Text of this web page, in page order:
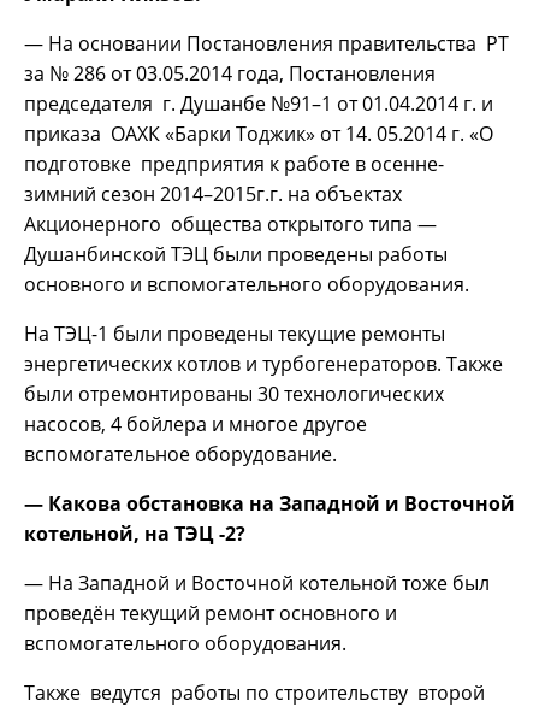
— На основании Постановления правительства РТ
за № 286 от 03.05.2014 года, Постановления
председателя г. Душанбе №91–1 от 01.04.2014 г. и
приказа ОАХК «Барки Тоджик» от 14. 05.2014 г. «О
подготовке предприятия к работе в осенне-
зимний сезон 2014–2015г.г. на объектах
Акционерного общества открытого типа —
Душанбинской ТЭЦ были проведены работы
основного и вспомогательного оборудования.
На ТЭЦ-1 были проведены текущие ремонты
энергетических котлов и турбогенераторов. Также
были отремонтированы 30 технологических
насосов, 4 бойлера и многое другое
вспомогательное оборудование.
— Какова обстановка на Западной и Восточной
котельной, на ТЭЦ -2?
— На Западной и Восточной котельной тоже был
проведён текущий ремонт основного и
вспомогательного оборудования.
Также ведутся работы по строительству второй